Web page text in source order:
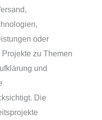
oder
zu Themen
und
Die